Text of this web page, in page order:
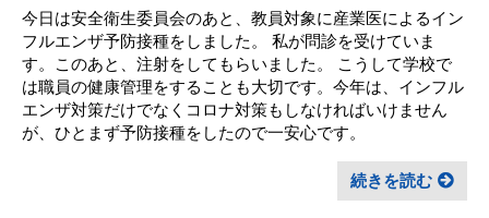
今日は安全衛生委員会のあと、教員対象に産業医によるイン
フルエンザ予防接種をしました。 私が問診を受けていま
す。このあと、注射をしてもらいました。 こうして学校で
は職員の健康管理をすることも大切です。今年は、インフル
エンザ対策だけでなくコロナ対策もしなければいけません
が、ひとまず予防接種をしたので一安心です。
続きを読む